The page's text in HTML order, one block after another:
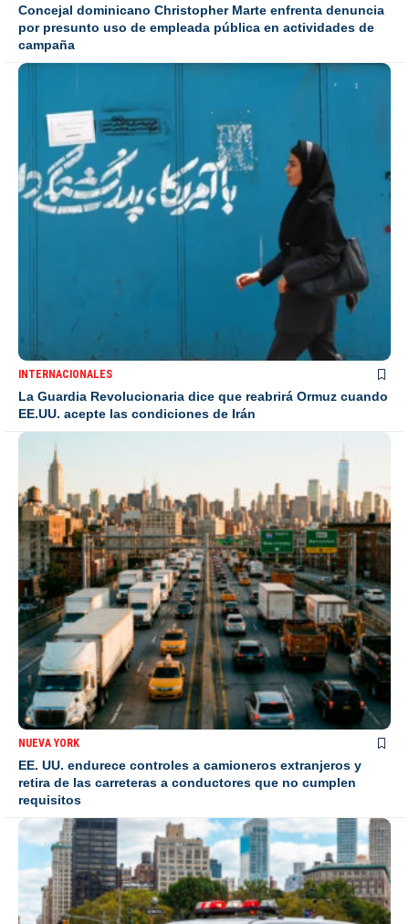
Concejal dominicano Christopher Marte enfrenta denuncia
por presunto uso de empleada pública en actividades de
campaña
INTERNACIONALES
La Guardia Revolucionaria dice que reabrirá Ormuz cuando
EE.UU. acepte las condiciones de Irán
NUEVA YORK
EE. UU. endurece controles a camioneros extranjeros y
retira de las carreteras a conductores que no cumplen
requisitos